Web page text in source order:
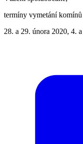
termíny vymetání
28. a 29. února 2020, 4.